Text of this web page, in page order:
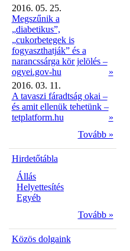
2016. 05. 25.
Megszűnik a
„diabetikus”,
„cukorbetegek is
fogyaszthatják” és a
narancssárga kör jelölés –
ogyei.gov-hu
»
2016. 03. 11.
A tavaszi fáradtság okai –
és amit ellenük tehetünk –
tetplatform.hu
»
Tovább »
Hirdetőtábla
Állás
Helyettesítés
Egyéb
Tovább »
Közös dolgaink